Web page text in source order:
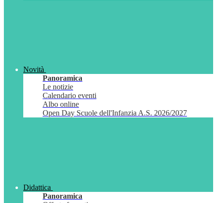
Novità
Panoramica
Le notizie
Calendario eventi
Albo online
Open Day Scuole dell'Infanzia A.S. 2026/2027
Didattica
Panoramica